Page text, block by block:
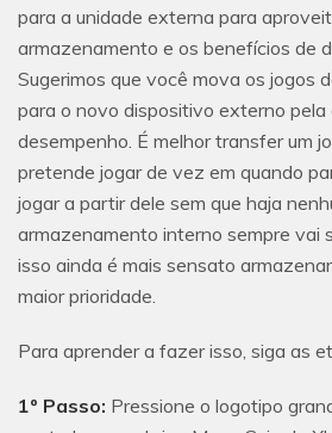
para a unidade externa para
armazenamento e os benefícios de
Sugerimos que você mova os jogos
para o novo dispositivo externo pela
desempenho. É melhor transfer um
pretende jogar de vez em quando
jogar a partir dele sem que haja
armazenamento interno sempre vai
isso ainda é mais sensato
maior prioridade.
Para aprender a fazer isso, siga as
1º Passo: Pressione o logotipo